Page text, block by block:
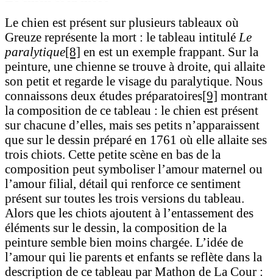
Le chien est présent sur plusieurs tableaux où
Greuze représente la mort : le tableau intitulé Le
paralytique[8] en est un exemple frappant. Sur la
peinture, une chienne se trouve à droite, qui allaite
son petit et regarde le visage du paralytique. Nous
connaissons deux études préparatoires[9] montrant
la composition de ce tableau : le chien est présent
sur chacune d’elles, mais ses petits n’apparaissent
que sur le dessin préparé en 1761 où elle allaite ses
trois chiots. Cette petite scène en bas de la
composition peut symboliser l’amour maternel ou
l’amour filial, détail qui renforce ce sentiment
présent sur toutes les trois versions du tableau.
Alors que les chiots ajoutent à l’entassement des
éléments sur le dessin, la composition de la
peinture semble bien moins chargée. L’idée de
l’amour qui lie parents et enfants se reflète dans la
description de ce tableau par Mathon de La Cour :